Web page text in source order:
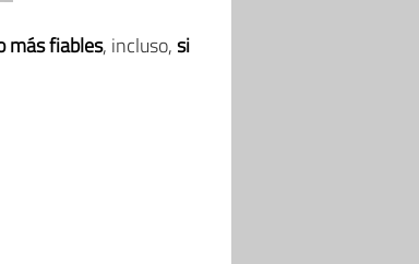
más fiables, incluso,si